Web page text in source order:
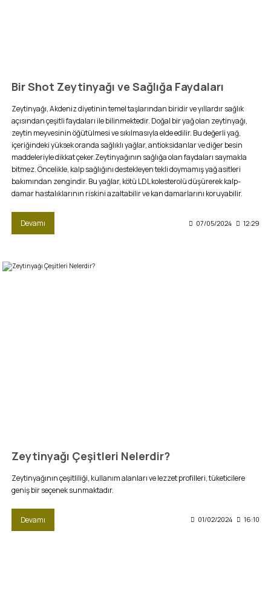
Bir Shot Zeytinyağı ve Sağlığa Faydaları
Zeytinyağı, Akdeniz diyetinin temel taşlarından biridir ve yıllardır sağlık
açısından çeşitli faydaları ile bilinmektedir. Doğal bir yağ olan zeytinyağı,
zeytin meyvesinin öğütülmesi ve sıkılmasıyla elde edilir. Bu değerli yağ,
içeriğindeki yüksek oranda sağlıklı yağlar, antioksidanlar ve diğer besin
maddeleriyle dikkat çeker.Zeytinyağının sağlığa olan faydaları saymakla
bitmez. Öncelikle, kalp sağlığını destekleyen tekli doymamış yağ asitleri
bakımından zengindir. Bu yağlar, kötü LDL kolesterolü düşürerek kalp-
damar hastalıklarının riskini azaltabilir ve kan damarlarını koruyabilir.
Devamı 07/05/2024 12:29
Zeytinyağı Çeşitleri Nelerdir?
Zeytinyağının çeşitliliği, kullanım alanları ve lezzet profilleri, tüketicilere
geniş bir seçenek sunmaktadır.
Devamı 01/02/2024 16:10